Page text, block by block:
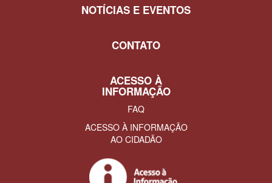
NOTÍCIAS E EVENTOS
CONTATO
ACESSO À
INFORMAÇÃO
FAQ
ACESSO À INFORMAÇÃO
AO CIDADÃO